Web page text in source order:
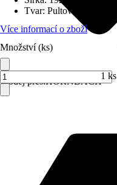
Prodej přes:HORNBACH
Tvar: Pultová střecha
Více informací o zboží
Množství (ks)
1 ks